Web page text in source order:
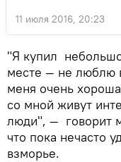
11 июля 2016, 20:23
"Я купил
месте — не люблю
меня очень
со мной живут
люди", — говорит
что пока нечасто
взморье.